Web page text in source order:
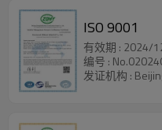
ISO 9001
有效期 : 2024/
编号 :
发证机构 :